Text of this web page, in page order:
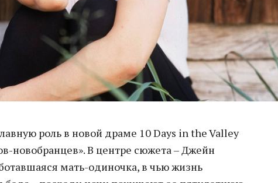
роль в новой драме 10 Days in the Valley
новобранцев». В центре сюжета – Джейн
мать-одиночка, в чью жизнь